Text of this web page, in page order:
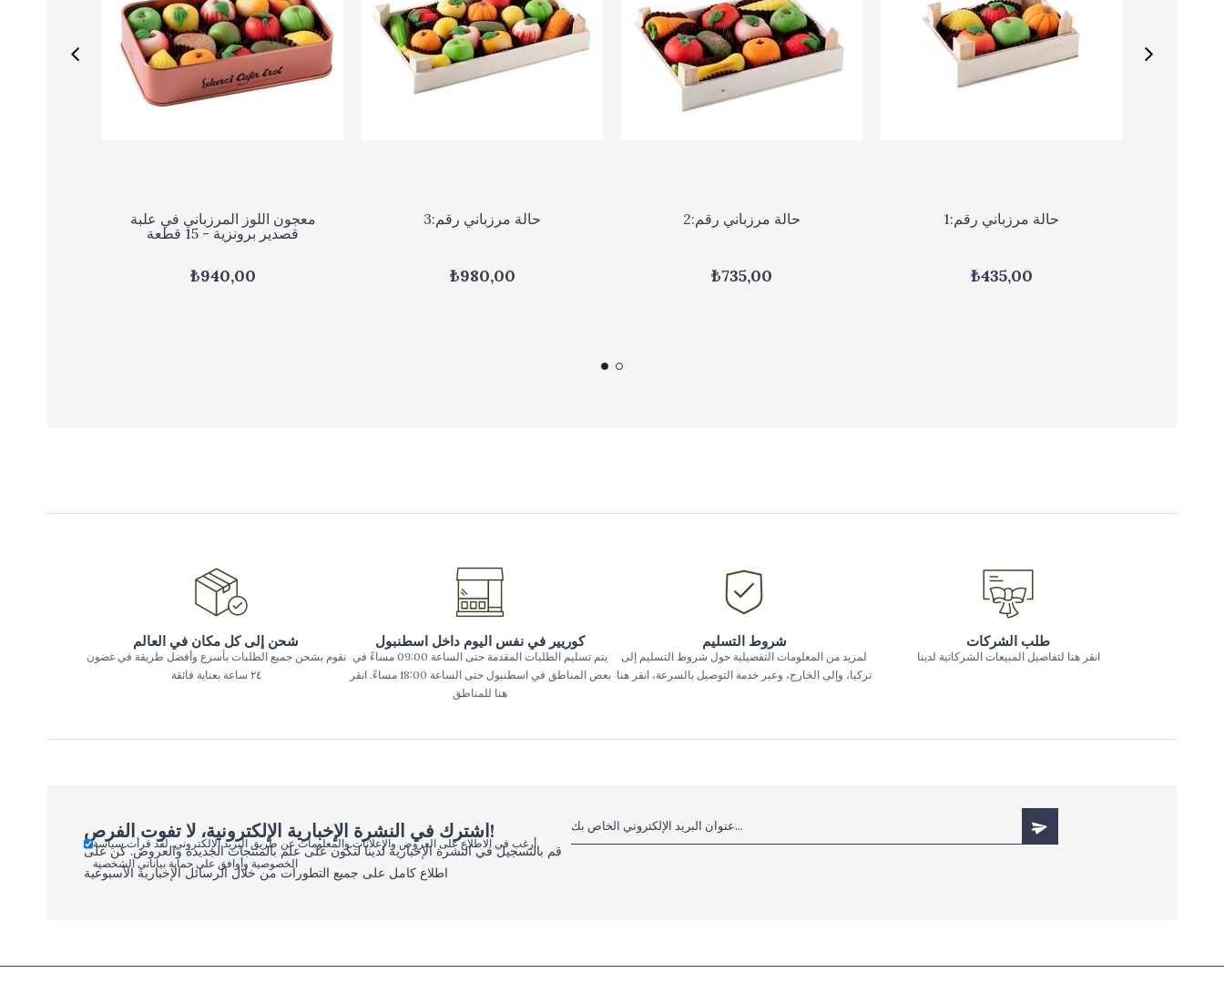
معجون اللوز المرزباني في علبة
قصدير برونزية - 15 قطعة
₺940,00
حالة مرزباني رقم:3
₺980,00
حالة مرزباني رقم:2
₺735,00
حالة مرزباني رقم:1
₺435,00
شحن إلى كل مكان في العالم
نقوم بشحن جميع الطلبات بأسرع وأفضل طريقة في غضون
٢٤ ساعة بعناية فائقة
كوريير في نفس اليوم داخل اسطنبول
يتم تسليم الطلبات المقدمة حتى الساعة 09:00 مساءً في
بعض المناطق في اسطنبول حتى الساعة 18:00 مساءً. انقر
هنا للمناطق
شروط التسليم
لمزيد من المعلومات التفصيلية حول شروط التسليم إلى
تركيا، وإلى الخارج، وعبر خدمة التوصيل بالسرعة، انقر هنا
طلب الشركات
انقر هنا لتفاصيل المبيعات الشركاتية لدينا
اشترك في النشرة الإخبارية الإلكترونية، لا تفوت الفرص!
قم بالتسجيل في النشرة الإخبارية لدينا لتكون على علم بالمنتجات الجديدة والعروض. كن على
اطلاع كامل على جميع التطورات من خلال الرسائل الإخبارية الأسبوعية
أرغب في الاطلاع على العروض والإعلانات والمعلومات عن طريق البريد الإلكتروني. لقد قرأت سياسة
الخصوصية وأوافق على حماية بياناتي الشخصية